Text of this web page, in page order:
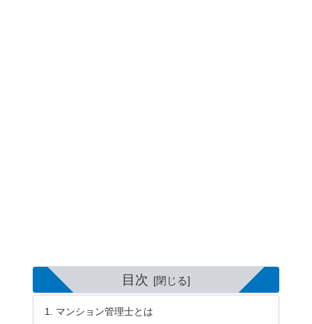
目次
マンション管理士とは